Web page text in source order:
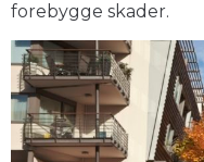
forebygge skader.